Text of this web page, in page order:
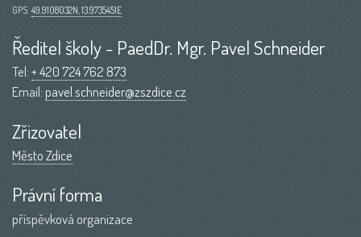
GPS: 49.9108032N, 13.9735451E
Ředitel školy - PaedDr. Mgr. Pavel Schneider
Tel:+ 420 724 762 873
Email:pavel.schneider@zszdice.cz
Zřizovatel
Město Zdice
Právní forma
příspěvková organizace